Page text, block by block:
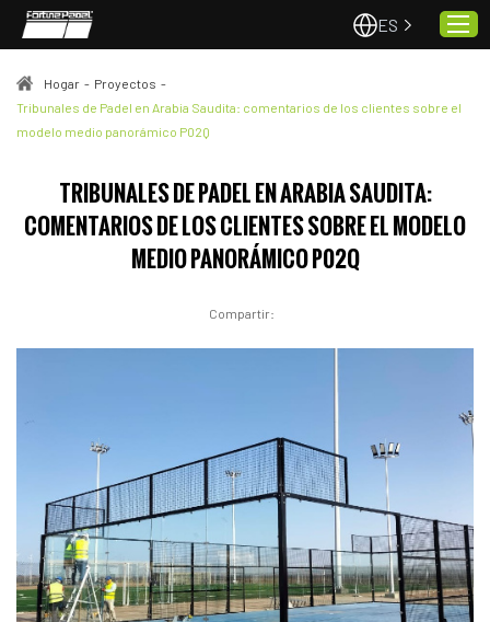
Hogar
Calidad y servicio
Noticias
ES
Hogar - Proyectos -
Tribunales de Padel en Arabia Saudita: comentarios de los clientes sobre el
modelo medio panorámico P02Q
TRIBUNALES DE PADEL EN ARABIA SAUDITA:
COMENTARIOS DE LOS CLIENTES SOBRE EL MODELO
MEDIO PANORÁMICO P02Q
Compartir: